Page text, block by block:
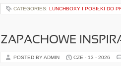
CATEGORIES: LUNCHBOXY I POSIŁKI DO
ZAPACHOWE
POSTED BY ADMIN CZE - 13 - 2026